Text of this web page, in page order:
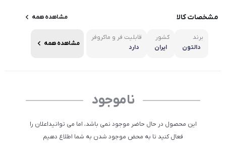
مشخصات کالا مشاهده همه
برند
دالتون
کشور
ایران
قابلیت فر و ماکروفر
دارد
مشاهده همه
ناموجود
این محصول در حال حاضر موجود نمی باشد، اما می توانیداعلان را
فعال کنید تا به محض موجود شدن به شما اطلاع دهیم